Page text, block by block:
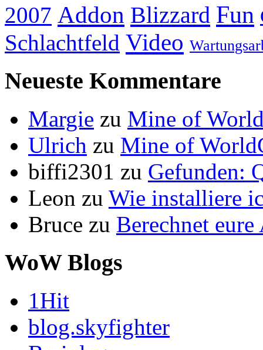
2007 Addon Blizzard Fun
Schlachtfeld Video
Neueste Kommentare
Margie zu Mine of
Ulrich zu Mine of
biffi2301 zu Gefunden:
Leon zu Wie installiere
Bruce zu Berechnet
WoW Blogs
1Hit
blog.skyfighter